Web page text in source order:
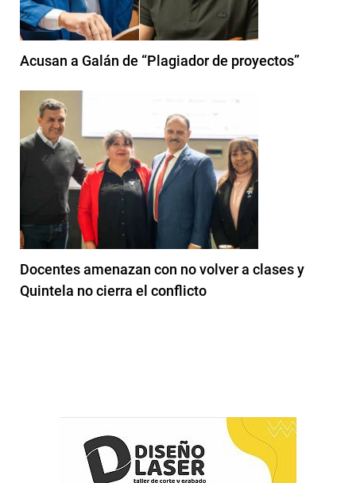
Acusan a Galán de “Plagiador de proyectos”
Docentes amenazan con no volver a clases y
Quintela no cierra el conflicto